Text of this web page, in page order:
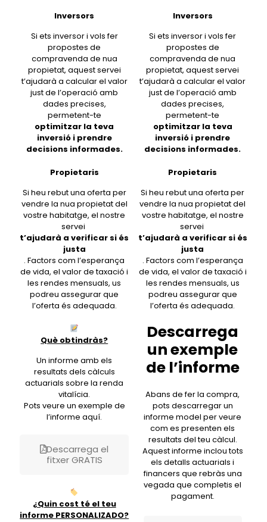
Inversors
Si ets inversor i vols fer
propostes de
compravenda de nua
propietat, aquest servei
t’ajudarà a calcular el valor
just de l’operació amb
dades precises,
permetent-te
optimitzar la teva
inversió i prendre
decisions informades.
Propietaris
Si heu rebut una oferta per
vendre la nua propietat del
vostre habitatge, el nostre
servei
t’ajudarà a verificar si és
justa
. Factors com l’esperança
de vida, el valor de taxació i
les rendes mensuals, us
podreu assegurar que
l’oferta és adequada.
Què obtindràs?
Un informe amb els
resultats dels càlculs
actuarials sobre la renda
vitalícia.
Pots veure un exemple de
l’informe aquí.
Descarrega el
fitxer GRATIS
¿Quin cost té el teu
informe PERSONALIZADO?
Inversors
Si ets inversor i vols fer
propostes de
compravenda de nua
propietat, aquest servei
t’ajudarà a calcular el valor
just de l’operació amb
dades precises,
permetent-te
optimitzar la teva
inversió i prendre
decisions informades.
Propietaris
Si heu rebut una oferta per
vendre la nua propietat del
vostre habitatge, el nostre
servei
t’ajudarà a verificar si és
justa
. Factors com l’esperança
de vida, el valor de taxació i
les rendes mensuals, us
podreu assegurar que
l’oferta és adequada.
Descarrega
un exemple
de l’informe
Abans de fer la compra,
pots descarregar un
informe model per veure
com es presenten els
resultats del teu càlcul.
Aquest informe inclou tots
els detalls actuarials i
financers que rebràs una
vegada que completis el
pagament.